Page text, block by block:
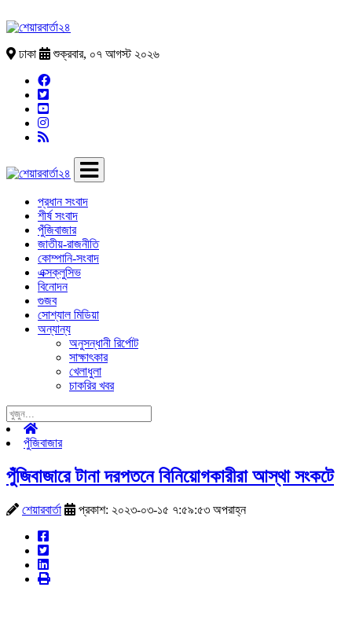
ঢাকা শুক্রবার, ০৭ আগস্ট ২০২৬
প্রধান সংবাদ
শীর্ষ সংবাদ
পুঁজিবাজার
জাতীয়-রাজনীতি
কোম্পানি-সংবাদ
এক্সক্লুসিভ
বিনোদন
গুজব
সোশ্যাল মিডিয়া
অন্যান্য
অনুসন্ধানী রির্পোট
সাক্ষাৎকার
খেলাধুলা
চাকরির খবর
পুঁজিবাজার
পুঁজিবাজারে টানা দরপতনে বিনিয়োগকারীরা আস্থা সংকটে
শেয়ারবার্তা প্রকাশ: ২০২৩-০৩-১৫ ৭:৫৯:৫৩ অপরাহ্ন